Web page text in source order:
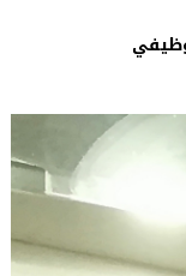
الوظيفي